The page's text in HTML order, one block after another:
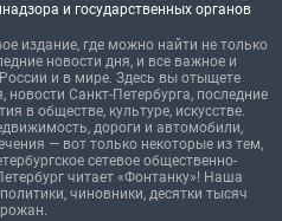
и государственных органов
издание, где можно найти не только
новости дня, и все важное и
и в мире. Здесь вы отыщете
Санкт-Петербурга, последние
в обществе, культуре, искусстве.
дороги и автомобили,
— вот только некоторые из тем,
сетевое общественно-
читает «Фонтанку»! Наша
чиновники, десятки тысяч